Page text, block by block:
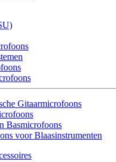
Gitaarmicrofoons
Basmicrofoons
voor Blaasinstrumenten